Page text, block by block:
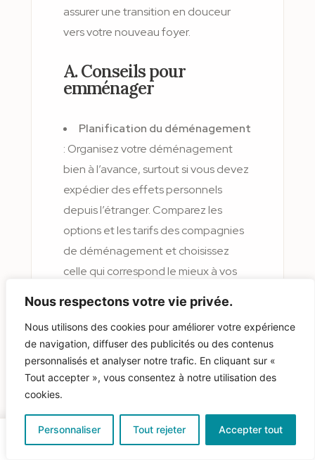
Nous respectons votre vie privée.
Nous utilisons des cookies pour améliorer votre expérience
de navigation, diffuser des publicités ou des contenus
personnalisés et analyser notre trafic. En cliquant sur «
Tout accepter », vous consentez à notre utilisation des
cookies.
Personnaliser Tout rejeter Accepter tout
assurer une transition en douceur
vers votre nouveau foyer.
A. Conseils pour
emménager
Planification du déménagement
: Organisez votre déménagement
bien à l’avance, surtout si vous devez
expédier des effets personnels
depuis l’étranger. Comparez les
options et les tarifs des compagnies
de déménagement et choisissez
celle qui correspond le mieux à vos
Liste de vérification pour
l’emménagement: Créez une
checklist de tout ce que vous devez
faire avant et pendant
l’installation des services essentiels
comme l’eau, l’électricité, et